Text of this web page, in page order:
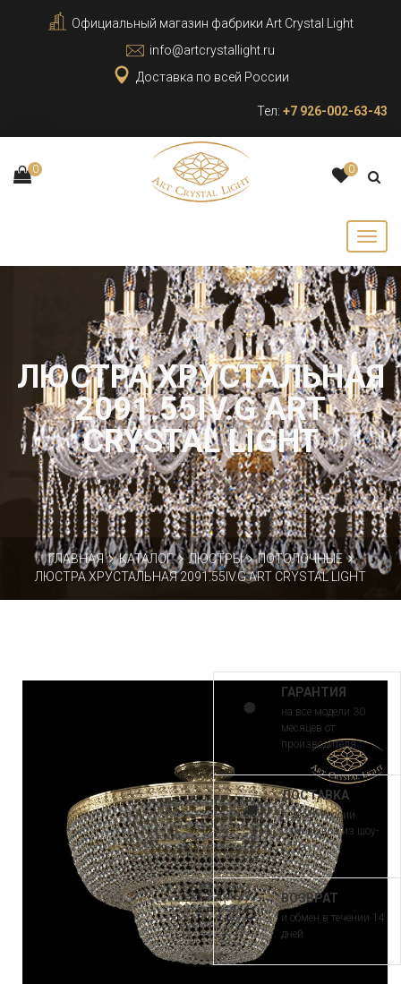
Официальный магазин фабрики Art Crystal Light
info@artcrystallight.ru
Доставка по всей России
Тел: +7 926-002-63-43
0 0
ЛЮСТРА ХРУСТАЛЬНАЯ
2091.55IV.G ART
CRYSTAL LIGHT
ГЛАВНАЯ КАТАЛОГ ЛЮСТРЫ
ПОТОЛОЧНЫЕ
ЛЮСТРА ХРУСТАЛЬНАЯ 2091.55IV.G ART CRYSTAL LIGHT
ГАРАНТИЯ
на все модели 30
месяцев от
производителя
ДОСТАВКА
по всей России.
Самовывоз из шоу-
рума
ВОЗВРАТ
и обмен в течении 14
дней